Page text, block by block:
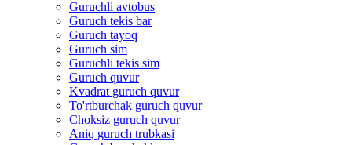
Guruchli avtobus
Guruch tekis bar
Guruch tayoq
Guruch sim
Guruchli tekis sim
Guruch quvur
Kvadrat guruch quvur
To'rtburchak guruch quvur
Choksiz guruch quvur
Aniq guruch trubkasi